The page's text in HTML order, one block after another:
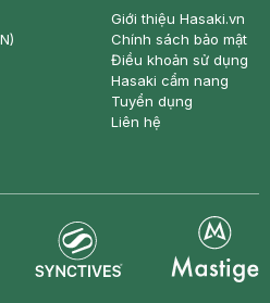
Giới thiệu Hasaki.vn
Chính sách bảo mật
Điều khoản sử dụng
Hasaki cẩm nang
Tuyển dụng
Liên hệ